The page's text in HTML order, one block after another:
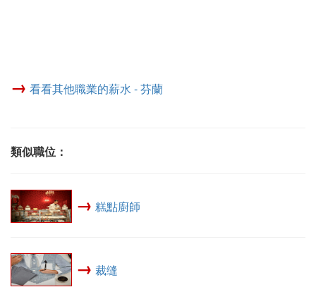
→ 看看其他職業的薪水 - 芬蘭
類似職位：
→ 糕點廚師
→ 裁缝